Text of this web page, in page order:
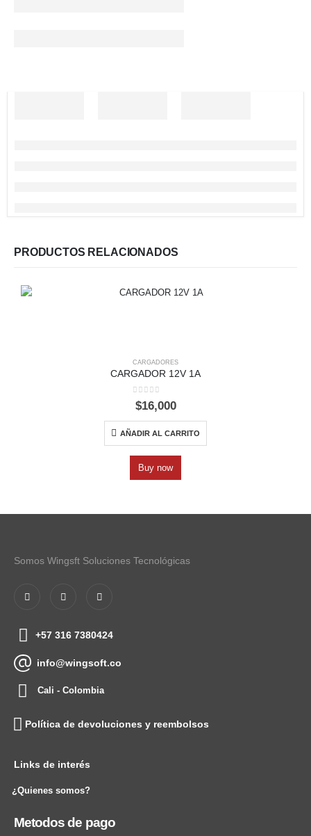
PRODUCTOS RELACIONADOS
CARGADORES
CARGADOR 12V 1A
0out of 5
$16,000
AÑADIR AL CARRITO
Buy now
Somos Wingsft Soluciones Tecnológicas
+57 316 7380424
info@wingsoft.co
Cali - Colombia
Política de devoluciones y reembolsos
Links de interés
¿Quienes somos?
Metodos de pago